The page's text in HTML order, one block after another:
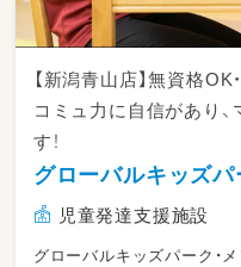
【新潟青山店】無資格
コミュ力に自信があり
す！
グローバルキッズパ
児童発達支援施設
グローバルキッズパーク・